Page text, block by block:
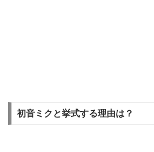
初音ミクと挙式する理由は？